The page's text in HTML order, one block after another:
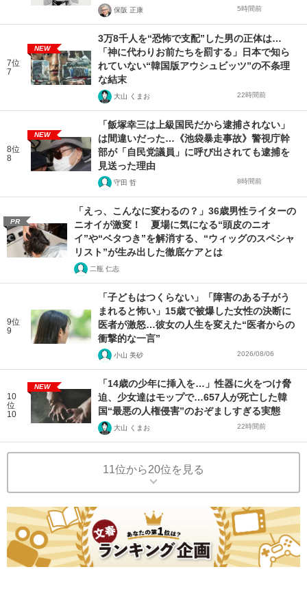
保阪 正康 5時間前
7位
7
NEW
3万8千人を“恐怖で支配”した男の正体は…
「神に代わりお前たちを罰する」日本で知ら
れていない“韓国版アウシュビッツ”の不条理
な結末
大山 くまお 22時間前
8位
8
NEW
「飯塚幸三は上級国民だから逮捕されない」
は間違いだった…《池袋暴走事故》警視庁幹
部が「自民党議員」に呼び出されても逮捕を
見送った理由
守田 哲 8時間前
PR
「えっ、こんなに変わるの？」36歳男性ライターの
ニオイが激変！ 夏場に気になる“頭皮のニオ
イ”や“ベタつき”を解消する、“ウィッグのスペシャ
リスト”が生み出した徹底ケアとは
二瓶 仁志
9位
9
「子どもはつくらない」「障害のある子がう
まれると怖い」15歳で被爆した女性の決断に
医者が激怒…彼女の人生を変えた“医者からの
衝撃的な一言”
小山 美砂 2026/08/06
10
位
10
NEW
「14歳の少年に挿入を…」性器に火をつけ脅
迫、少女達はモップで…657人が死亡した韓
国“最悪の人権侵害”のおぞましすぎる実態
大山 くまお 22時間前
11位から20位を見る